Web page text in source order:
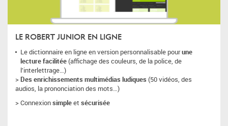
LE ROBERT JUNIOR EN LIGNE
Le dictionnaire en ligne en version personnalisable pourune
lecture facilitée(affichage des couleurs, de la police, de
l’interlettrage…)
>Des enrichissements multimédias ludiques (50 vidéos, des
audios, la prononciation des mots…)
> Connexionsimpleet sécurisée